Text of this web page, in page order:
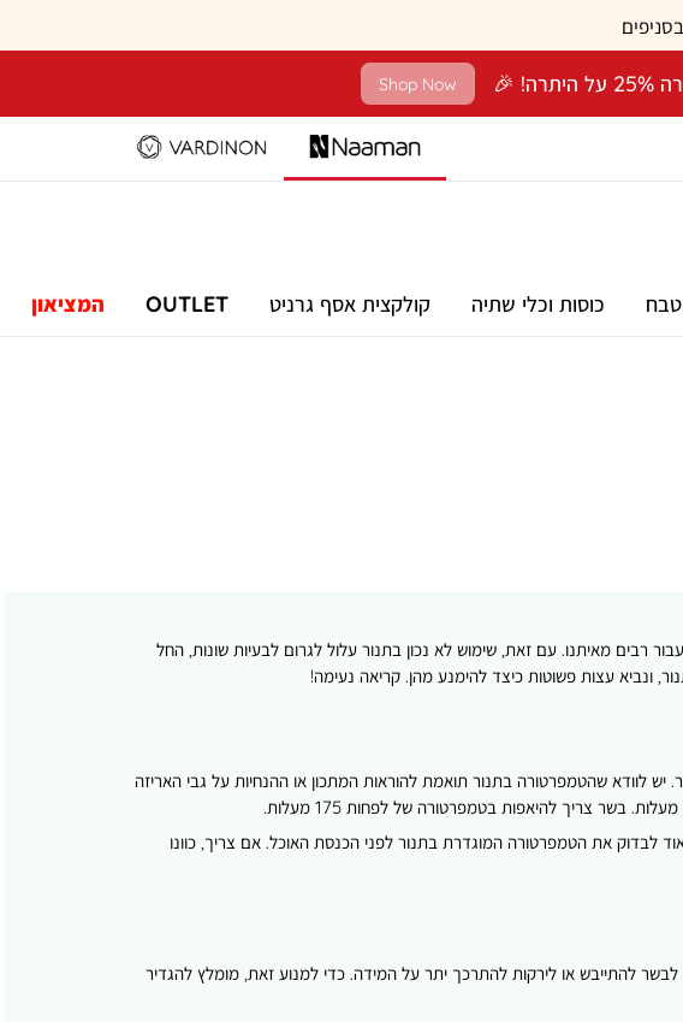
Shop Now
כוסות וכלי שתיה קולקצית אסף גרניט OUTLET המציאון
רבים מאיתנו. עם זאת, שימוש לא נכון בתנור עלול לגרום לבעיות שונות, החל
ונביא עצות פשוטות כיצד להימנע מהן. קריאה נעימה!
לוודא שהטמפרטורה בתנור תואמת להוראות המתכון או ההנחיות על גבי האריזה
לבדוק את הטמפרטורה המוגדרת בתנור לפני הכנסת האוכל. אם צריך, כוונו
להתייבש או לירקות להתרכך יתר על המידה. כדי למנוע זאת, מומלץ להגדיר